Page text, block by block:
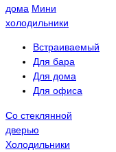
дома Мини
холодильники
Встраиваемый
Для бара
Для дома
Для офиса
Со стеклянной
дверью
Холодильники